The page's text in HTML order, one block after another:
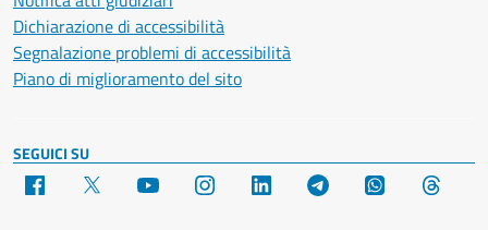
Dichiarazione di accessibilità
Segnalazione problemi di accessibilità
Piano di miglioramento del sito
SEGUICI SU
Facebook YouTube Instagram LinkedIn Telegram WhatsApp